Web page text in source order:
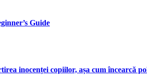
Guide
inocenței copiilor, așa cum încearcă